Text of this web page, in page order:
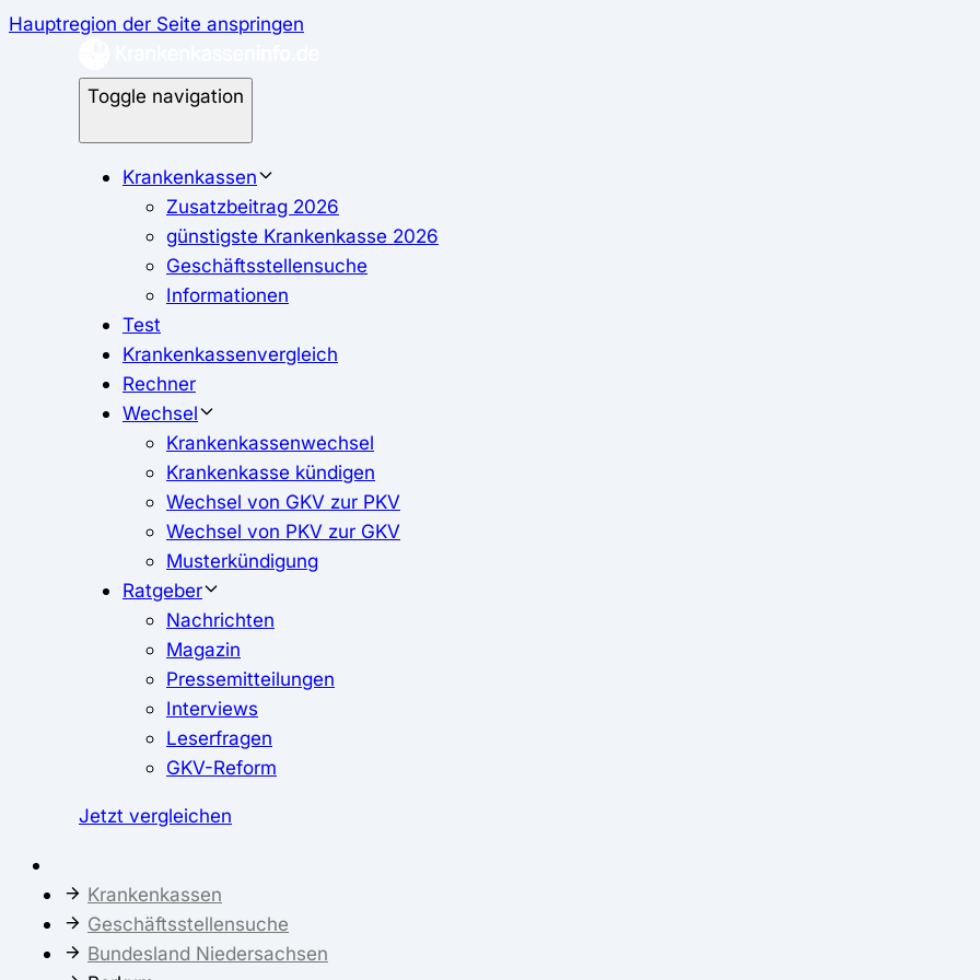
Hauptregion der Seite anspringen
Toggle navigation
Krankenkassen
Zusatzbeitrag 2026
günstigste Krankenkasse 2026
Geschäftsstellensuche
Informationen
Test
Krankenkassenvergleich
Rechner
Wechsel
Krankenkassenwechsel
Krankenkasse kündigen
Wechsel von GKV zur PKV
Wechsel von PKV zur GKV
Musterkündigung
Ratgeber
Nachrichten
Magazin
Pressemitteilungen
Interviews
Leserfragen
GKV-Reform
Jetzt vergleichen
Krankenkassen
Geschäftsstellensuche
Bundesland Niedersachsen